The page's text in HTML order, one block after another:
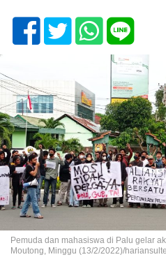
Pemuda dan mahasiswa di Palu gelar
Moutong, Minggu (13/2/2022)/